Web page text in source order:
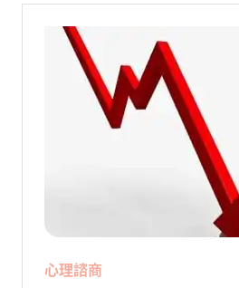
造成重大影響。
心理諮商